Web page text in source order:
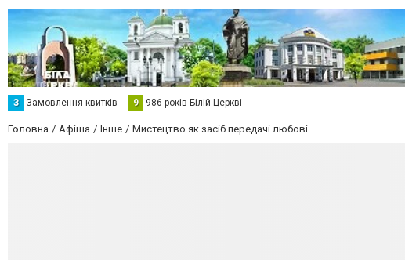
З Замовлення квитків 9 986 років Білій Церкві
Головна Афіша Інше Мистецтво як засіб передачі любові